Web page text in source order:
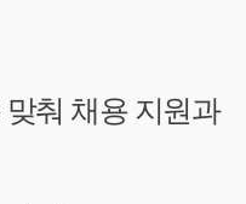
맞춰 채용 지원과